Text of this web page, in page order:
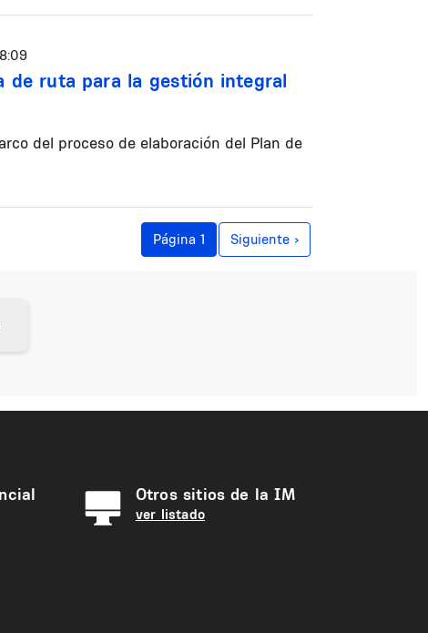
de ruta para la gestión integral
del proceso de elaboración del Plan de
Página 1 Siguiente página
Siguiente ›
Otros sitios de la IM
ver listado